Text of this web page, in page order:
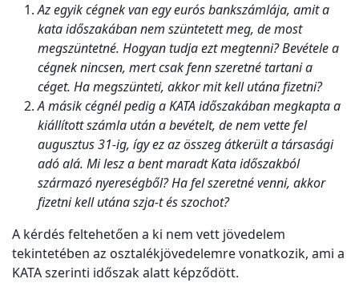
Az egyik cégnek van egy eurós bankszámlája, amit a
kata időszakában nem szüntetett meg, de most
megszüntetné. Hogyan tudja ezt megtenni? Bevétele a
cégnek nincsen, mert csak fenn szeretné tartani a
céget. Ha megszünteti, akkor mit kell utána fizetni?
A másik cégnél pedig a KATA időszakában megkapta a
kiállított számla után a bevételt, de nem vette fel
augusztus 31-ig, így ez az összeg átkerült a társasági
adó alá. Mi lesz a bent maradt Kata időszakból
származó nyereségből? Ha fel szeretné venni, akkor
fizetni kell utána szja-t és szochot?
A kérdés feltehetően a ki nem vett jövedelem
tekintetében az osztalékjövedelemre vonatkozik, ami a
KATA szerinti időszak alatt képződött.